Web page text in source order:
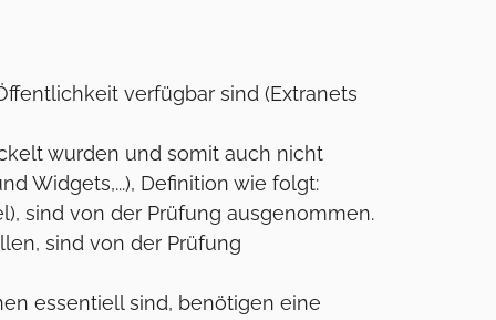
verfügbar sind (Extranets
wurden und somit auch nicht
Widgets,...), Definition wie folgt:
sind von der Prüfung ausgenommen.
sind von der Prüfung
essentiell sind, benötigen eine